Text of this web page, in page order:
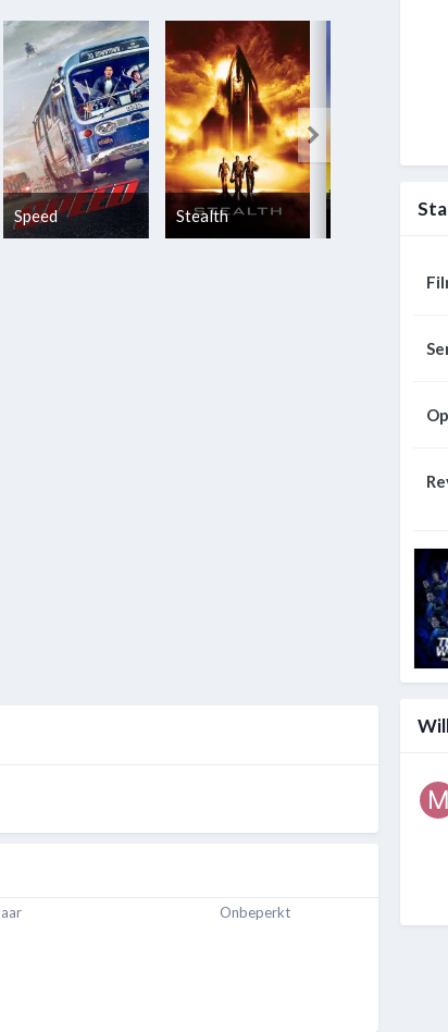
Speed Stealth City of Hope
Onbeperkt